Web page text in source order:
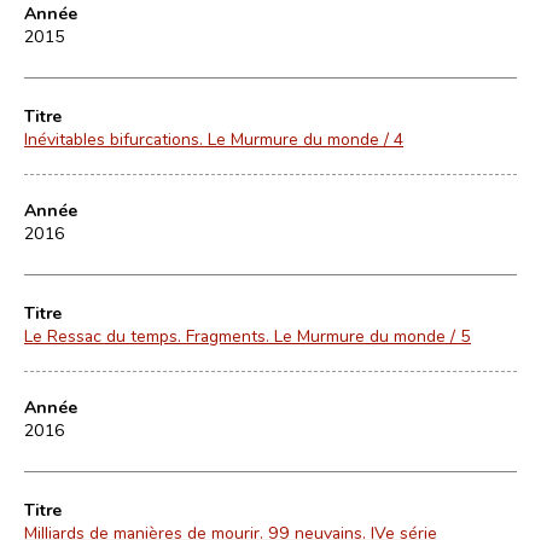
Année
2015
Titre
Inévitables bifurcations. Le Murmure du monde / 4
Année
2016
Titre
Le Ressac du temps. Fragments. Le Murmure du monde / 5
Année
2016
Titre
Milliards de manières de mourir. 99 neuvains. IVe série